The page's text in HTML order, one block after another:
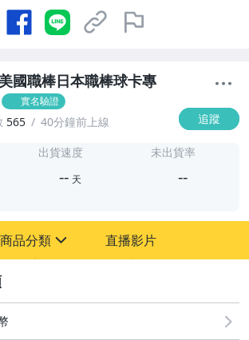
國職棒日本職棒球卡專
實名驗證
565 40分鐘前上線 追蹤
出貨速度
-- 天
未出貨率
--
商品分類 直播影片